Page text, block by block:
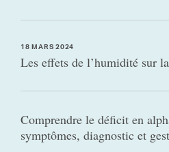
18 MARS 2024
Les effets de l’humidité sur
Comprendre le déficit en
symptômes, diagnostic et